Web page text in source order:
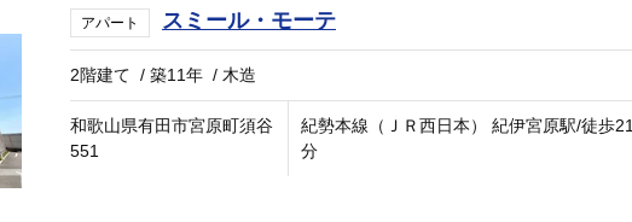
アパート スミール・モーテ
2階建て /築11年 / 木造
和歌山県有田市宮原町須谷
551
紀勢本線（ＪＲ西日本） 紀伊宮原駅/徒歩21
分